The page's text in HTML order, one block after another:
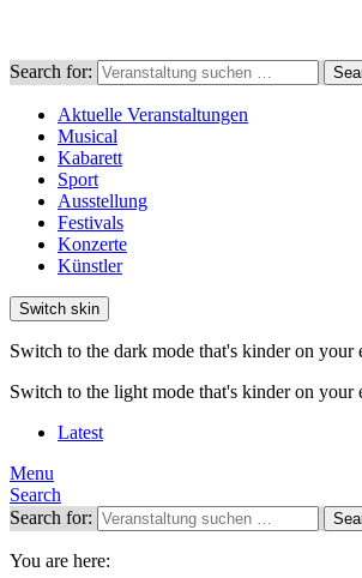
Search for:
Aktuelle Veranstaltungen
Musical
Kabarett
Sport
Ausstellung
Festivals
Konzerte
Künstler
Switch skin
Switch to the dark mode that's kinder on your
Switch to the light mode that's kinder on your
Latest
Menu
Search
Search for:
You are here: